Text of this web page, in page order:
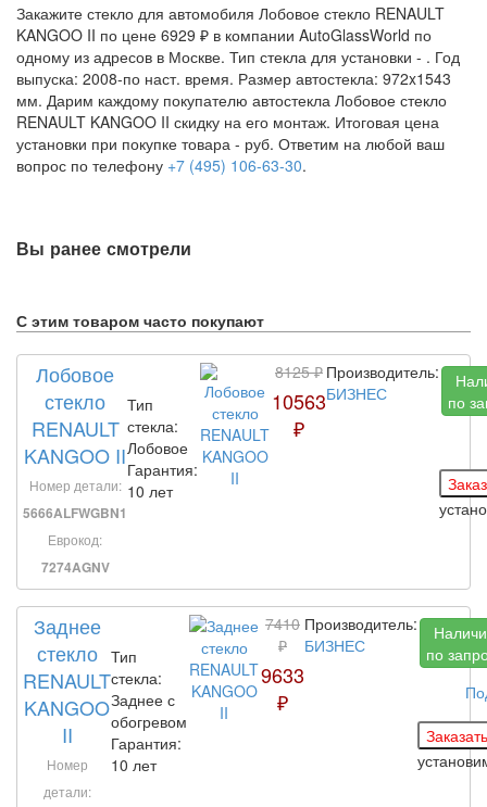
Закажите стекло для автомобиля Лобовое стекло RENAULT
KANGOO II по цене 6929 ₽ в компании AutoGlassWorld по
одному из адресов в Москве. Тип стекла для установки - . Год
выпуска: 2008-по наст. время. Размер автостекла: 972x1543
мм. Дарим каждому покупателю автостекла Лобовое стекло
RENAULT KANGOO II скидку на его монтаж. Итоговая цена
установки при покупке товара - руб. Ответим на любой ваш
вопрос по телефону +7 (495) 106-63-30.
Вы ранее смотрели
С этим товаром часто покупают
Лобовое
стекло
RENAULT
KANGOO II
Номер детали:
5666ALFWGBN1
Еврокод:
7274AGNV
Тип
стекла:
Лобовое
Гарантия:
10 лет
8125 ₽
10563
₽
Производитель:
БИЗНЕС
по
Заднее
стекло
RENAULT
KANGOO
II
Номер
детали:
Тип
стекла:
Заднее с
обогревом
Гарантия:
10 лет
7410
₽
9633
₽
Производитель:
БИЗНЕС
по